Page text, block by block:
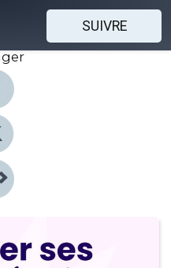
SUIVRE